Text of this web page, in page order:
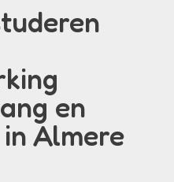
en
Almere